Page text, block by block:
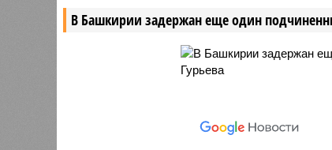
В Башкирии задержан еще один